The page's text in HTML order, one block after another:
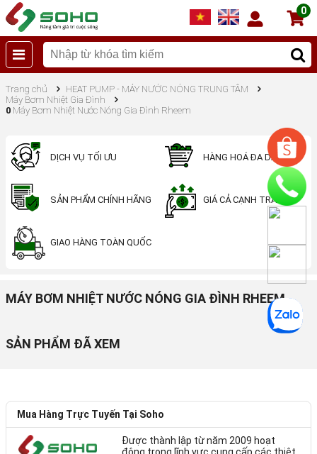
0
Trang chủ
HEAT PUMP - MÁY NƯỚC NÓNG TRUNG TÂM
Máy Bơm Nhiệt Gia Đình
0 Máy Bơm Nhiệt Nước Nóng Gia Đình Rheem
DỊCH VỤ TỐI ƯU HÀNG HOÁ ĐA DẠNG
SẢN PHẨM CHÍNH HÃNG GIÁ CẢ CẠNH TRANH
GIAO HÀNG TOÀN QUỐC
MÁY BƠM NHIỆT NƯỚC NÓNG GIA ĐÌNH RHEEM
SẢN PHẨM ĐÃ XEM
Mua Hàng Trực Tuyến Tại Soho
Được thành lập từ năm 2009 hoạt